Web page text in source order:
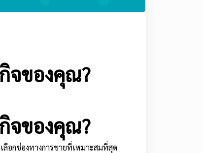
จของคุณ?
จของคุณ?
อกช่องทางการขายที่เหมาะสมที่สุด